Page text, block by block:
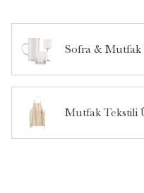
Sofra &
Mutfak Tekstili